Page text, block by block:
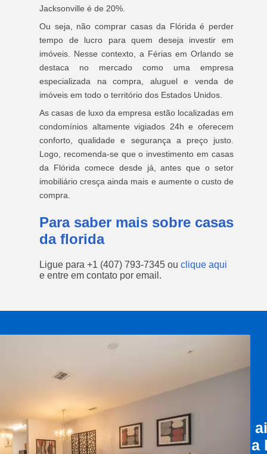
Jacksonville é de 20%.
Ou seja, não comprar casas da Flórida é perder
tempo de lucro para quem deseja investir em
imóveis. Nesse contexto, a Férias em Orlando se
destaca no mercado como uma empresa
especializada na compra, aluguel e venda de
imóveis em todo o território dos Estados Unidos.
As casas de luxo da empresa estão localizadas em
condomínios altamente vigiados 24h e oferecem
conforto, qualidade e segurança a preço justo.
Logo, recomenda-se que o investimento em casas
da Flórida comece desde já, antes que o setor
imobiliário cresça ainda mais e aumente o custo de
compra.
Para saber mais sobre casas
da florida
Ligue para +1 (407) 793-7345 ou clique aqui
e entre em contato por email.
a